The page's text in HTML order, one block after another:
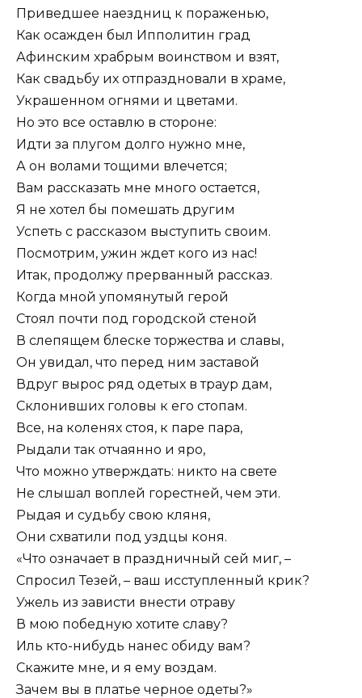
Приведшее наездниц к пораженью,
Как осажден был Ипполитин град
Афинским храбрым воинством и взят,
Как свадьбу их отпраздновали в храме,
Украшенном огнями и цветами.
Но это все оставлю в стороне:
Идти за плугом долго нужно мне,
А он волами тощими влечется;
Вам рассказать мне много остается,
Я не хотел бы помешать другим
Успеть с рассказом выступить своим.
Посмотрим, ужин ждет кого из нас!
Итак, продолжу прерванный рассказ.
Когда мной упомянутый герой
Стоял почти под городской стеной
В слепящем блеске торжества и славы,
Он увидал, что перед ним заставой
Вдруг вырос ряд одетых в траур дам,
Склонивших головы к его стопам.
Все, на коленях стоя, к паре пара,
Рыдали так отчаянно и яро,
Что можно утверждать: никто на свете
Не слышал воплей горестней, чем эти.
Рыдая и судьбу свою кляня,
Они схватили под уздцы коня.
«Что означает в праздничный сей миг, –
Спросил Тезей, – ваш исступленный крик?
Ужель из зависти внести отраву
В мою победную хотите славу?
Иль кто-нибудь нанес обиду вам?
Скажите мне, и я ему воздам.
Зачем вы в платье черное одеты?»